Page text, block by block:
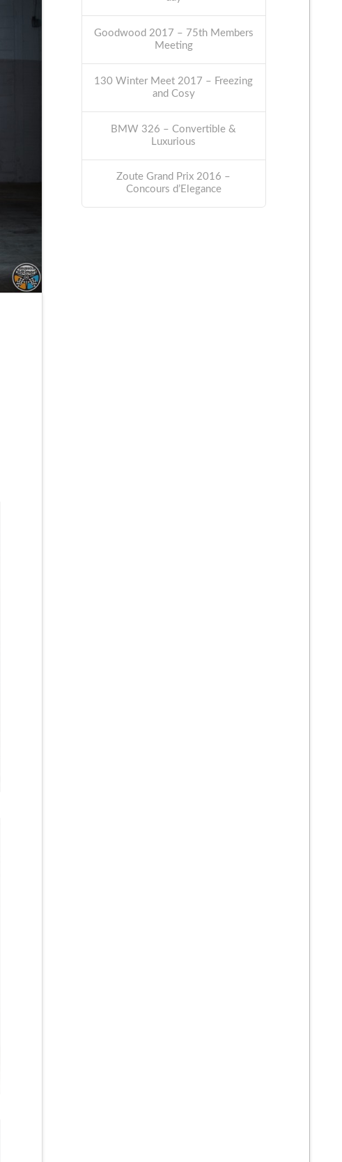
Goodwood 2017 – 75th Members
Meeting
130 Winter Meet 2017 – Freezing
and Cosy
BMW 326 – Convertible &
Luxurious
Zoute Grand Prix 2016 –
Concours d’Elegance